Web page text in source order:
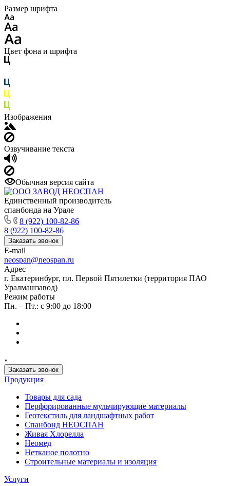
Размер шрифта
Цвет фона и шрифта
Изображения
Озвучивание текста
Обычная версия сайта
Единственный производитель
спанбонда на Урале
8 (922) 100-82-86
8 (922) 100-82-86
Заказать звонок
E-mail
neospan@neospan.ru
Адрес
г. Екатеринбург, пл. Первой Пятилетки (территория ПАО
Уралмашзавод)
Режим работы
Пн. – Пт.: с 9:00 до 18:00
Заказать звонок
Продукция
Товары для сада
Перфорированные мульчирующие материалы
Геотекстиль для ландшафтных работ
Спанбонд НЕОСПАН
Живая Хлорелла
Нeомед
Нетканое полотно
Строительные материалы и изоляция
Услуги